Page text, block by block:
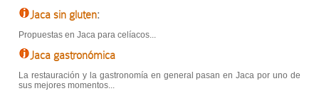
Jaca sin gluten:
Propuestas en Jaca para celíacos...
Jaca gastronómica
La restauración y la gastronomía en general pasan en Jaca por uno de
sus mejores momentos...